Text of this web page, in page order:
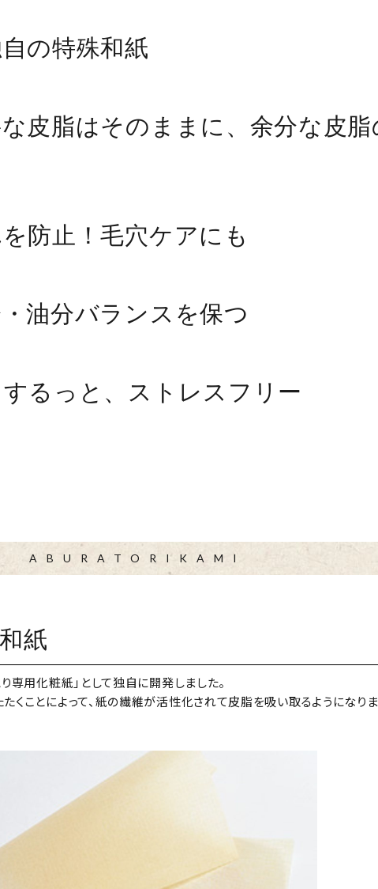
の特殊和紙
皮脂はそのままに、余分な皮脂
防止！毛穴ケアにも
油分バランスを保つ
るっと、ストレスフリー
ABURATORIKAMI
紙
専用化粧紙」として独自に開発しました。
ことによって、紙の繊維が活性化されて皮脂を吸い取るようになりま